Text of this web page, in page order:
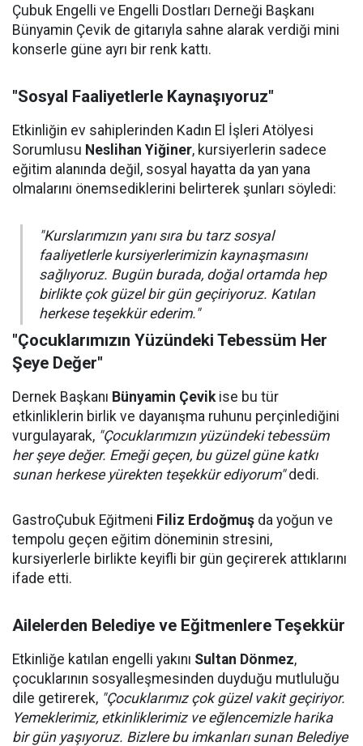
Çubuk Engelli ve Engelli Dostları Derneği Başkanı
Bünyamin Çevik de gitarıyla sahne alarak verdiği mini
konserle güne ayrı bir renk kattı.
"Sosyal Faaliyetlerle Kaynaşıyoruz"
Etkinliğin ev sahiplerinden Kadın El İşleri Atölyesi
Sorumlusu Neslihan Yiğiner, kursiyerlerin sadece
eğitim alanında değil, sosyal hayatta da yan yana
olmalarını önemsediklerini belirterek şunları söyledi:
"Kurslarımızın yanı sıra bu tarz sosyal
faaliyetlerle kursiyerlerimizin kaynaşmasını
sağlıyoruz. Bugün burada, doğal ortamda hep
birlikte çok güzel bir gün geçiriyoruz. Katılan
herkese teşekkür ederim."
"Çocuklarımızın Yüzündeki Tebessüm Her
Şeye Değer"
Dernek Başkanı Bünyamin Çevikise bu tür
etkinliklerin birlik ve dayanışma ruhunu perçinlediğini
vurgulayarak, "Çocuklarımızın yüzündeki tebessüm
her şeye değer. Emeği geçen, bu güzel güne katkı
sunan herkese yürekten teşekkür ediyorum"dedi.
GastroÇubuk Eğitmeni Filiz Erdoğmuş da yoğun ve
tempolu geçen eğitim döneminin stresini,
kursiyerlerle birlikte keyifli bir gün geçirerek attıklarını
ifade etti.
Ailelerden Belediye ve Eğitmenlere Teşekkür
Etkinliğe katılan engelli yakını Sultan Dönmez,
çocuklarının sosyalleşmesinden duyduğu mutluluğu
dile getirerek, "Çocuklarımız çok güzel vakit geçiriyor.
Yemeklerimiz, etkinliklerimiz ve eğlencemizle harika
bir gün yaşıyoruz. Bizlere bu imkanları sunan Belediye